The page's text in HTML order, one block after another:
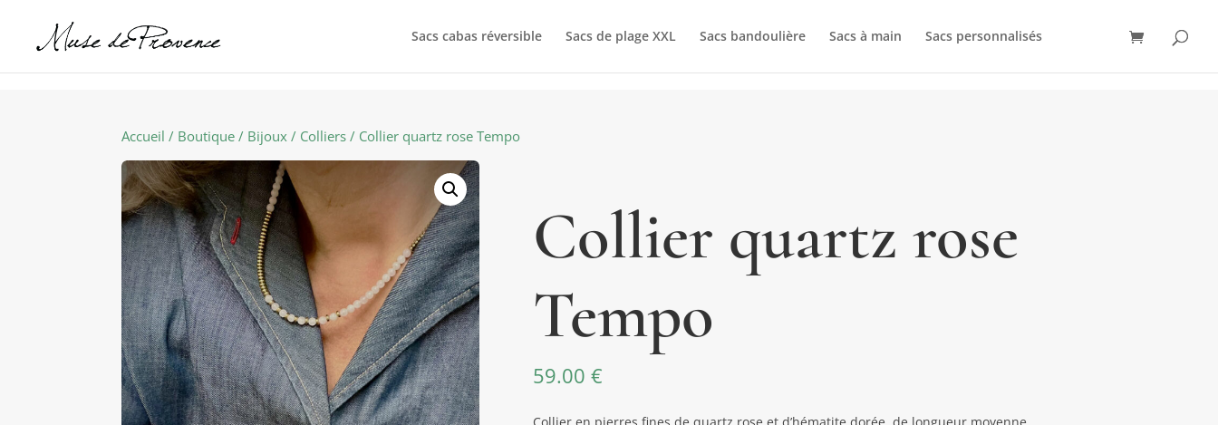
Sacs cabas réversible Sacs de plage XXL Sacs bandoulière Sacs à main Sacs personnalisés
Accueil / Boutique / Bijoux / Colliers / Collier quartz rose Tempo
Collier quartz rose
Tempo
59.00€